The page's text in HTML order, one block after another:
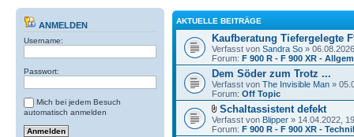
ANMELDEN
Username:
Passwort:
Mich bei jedem Besuch
automatisch anmelden
AKTUELLE BEITRÄGE
Kaufberatung Tiefergelegte
Verfasst von Sandra So »
Forum: F 900 R - F 900 XR -
Dem Söder zum Trotz ...
Verfasst von The Invisible Man »
Forum: Off Topic
Schaltassistent defekt
Verfasst von Blipper » 14.04.2022,
Forum: F 900 R - F 900 XR -